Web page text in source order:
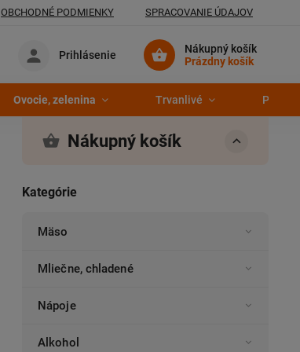
OBCHODNÉ PODMIENKY SPRACOVANIE ÚDAJOV
Nákupný košík
Prázdny košík
Prihlásenie
Ovocie, zelenina Trvanlivé
Nákupný košík
Kategórie
Mäso
Mliečne, chladené
Nápoje
Alkohol